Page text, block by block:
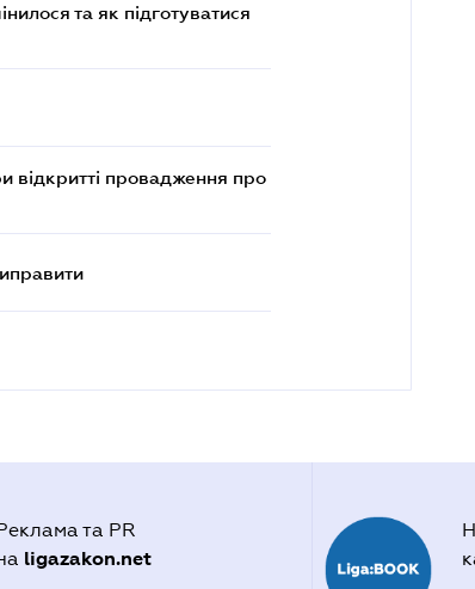
та як підготуватися
відкритті провадження про
та PR
ligazakon.net